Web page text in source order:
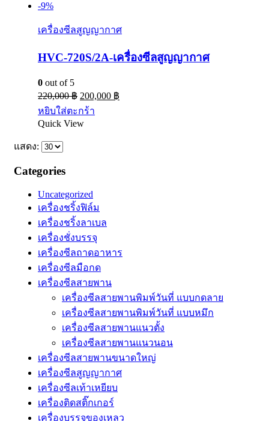
-9%
เครื่องซีลสูญญากาศ
HVC-720S/2A-เครื่องซีลสูญญากาศ
0 out of 5
220,000฿ 200,000 ฿
หยิบใส่ตะกร้า
Quick View
แสดง:
Categories
Uncategorized
เครื่องชริ้งฟิล์ม
เครื่องชริ้งลาเบล
เครื่องชั่งบรรจุ
เครื่องซีลถาดอาหาร
เครื่องซีลมือกด
เครื่องซีลสายพาน
เครื่องซีลสายพานพิมพ์วันที่ แบบกดลาย
เครื่องซีลสายพานพิมพ์วันที่ แบบหมึก
เครื่องซีลสายพานแนวตั้ง
เครื่องซีลสายพานแนวนอน
เครื่องซีลสายพานขนาดใหญ่
เครื่องซีลสูญญากาศ
เครื่องซีลเท้าเหยียบ
เครื่องติดสติ๊กเกอร์
เครื่องบรรจุของเหลว